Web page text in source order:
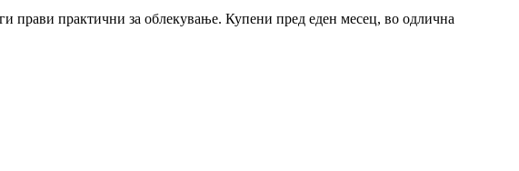
прави практични за облекување. Купени пред еден месец, во одлична